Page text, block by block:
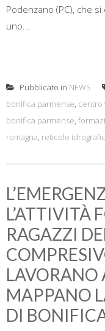
Podenzano (PC), che
uno...
Pubblicato in NEWS
bonifica parmense, centro
bonifica parmense,
romagna, reticolo
L’ATTIVITÀ
RAGAZZI
LAVORANO
MAPPANO
DI